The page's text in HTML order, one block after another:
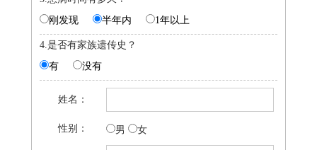
刚发现
半年内 1年以上
4.是否有家族遗传史？
有
没有
姓名：
性别： 男 女